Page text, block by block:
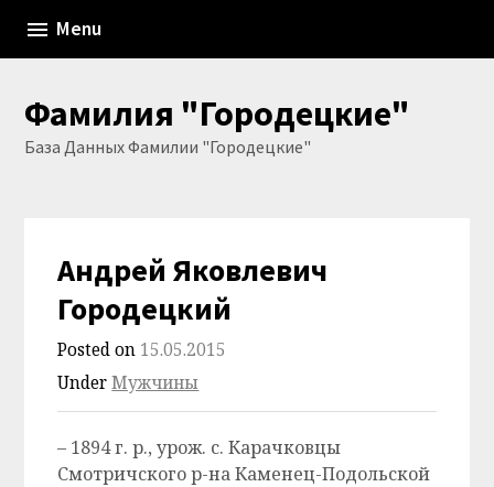
content
Menu
Фамилия "Городецкие"
База Данных Фамилии "Городецкие"
Андрей Яковлевич
Городецкий
Posted on 15.05.2015
UnderМужчины
– 1894 г. р., урож. с. Карачковцы
Смотричского р-на Каменец-Подольской